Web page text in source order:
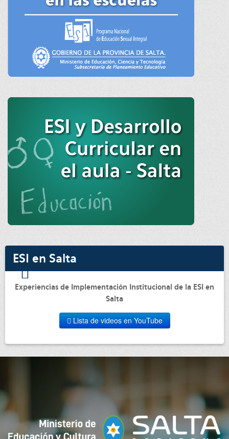
ESI en Salta
Experiencias de Implementación Institucional de la ESI en
Salta
Lista de videos en YouTube